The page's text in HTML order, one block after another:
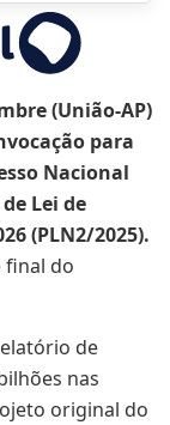
(União-AP)
para
Nacional
Lei de
(PLN2/2025).
final do
de
nas
original do